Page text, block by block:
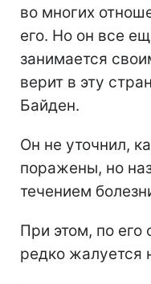
во многих
его. Но он все
занимается
верит в эту
Байден.
Он не уточнил,
поражены, но
течением
При этом, по
редко жалуется